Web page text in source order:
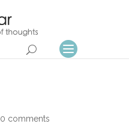
0 comments